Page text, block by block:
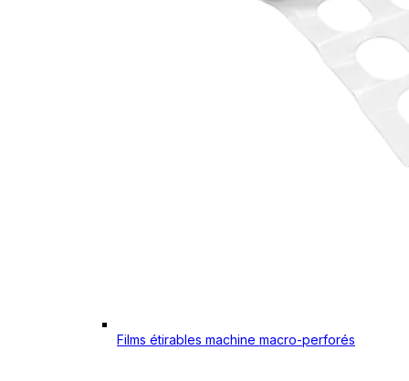
Films étirables machine macro-perforés